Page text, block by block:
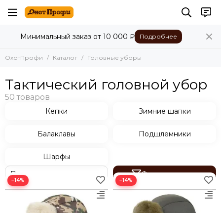
Головные уборы
Все товары
Подшлемники
Шарфы
Минимальный заказ от 10 000 ₽ Подробнее
ОхотПрофи Каталог Головные уборы
Тактический головной убор
Кепки Зимние шапки
Балаклавы Подшлемники
Шарфы
Фильтр товаров
−14% −14%